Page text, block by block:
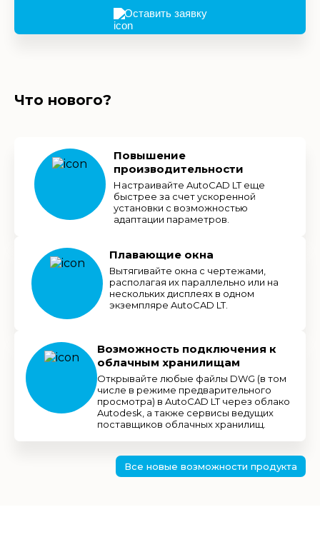
Оставить заявку
Что нового?
Повышение
производительности
Настраивайте AutoCAD LT еще
быстрее за счет ускоренной
установки с возможностью
адаптации параметров.
Плавающие окна
Вытягивайте окна с чертежами,
располагая их параллельно или на
нескольких дисплеях в одном
экземпляре AutoCAD LT.
Возможность подключения к
облачным хранилищам
Открывайте любые файлы DWG (в том
числе в режиме предварительного
просмотра) в AutoCAD LT через облако
Autodesk, а также сервисы ведущих
поставщиков облачных хранилищ.
Все новые возможности продукта